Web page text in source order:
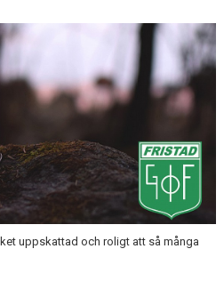
uppskattad och roligt att så många